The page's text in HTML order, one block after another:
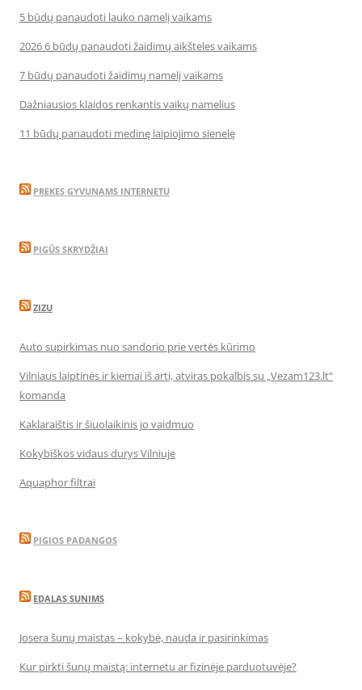
5 būdų panaudoti lauko namelį vaikams
2026 6 būdų panaudoti žaidimų aikšteles vaikams
7 būdų panaudoti žaidimų namelį vaikams
Dažniausios klaidos renkantis vaikų namelius
11 būdų panaudoti medinę laipiojimo sienelę
PREKES GYVUNAMS INTERNETU
PIGŪS SKRYDŽIAI
ZIZU
Auto supirkimas nuo sandorio prie vertės kūrimo
Vilniaus laiptinės ir kiemai iš arti, atviras pokalbis su „Vezam123.lt“
komanda
Kaklaraištis ir šiuolaikinis jo vaidmuo
Kokybiškos vidaus durys Vilniuje
Aquaphor filtrai
PIGIOS PADANGOS
EDALAS SUNIMS
Josera šunų maistas – kokybė, nauda ir pasirinkimas
Kur pirkti šunų maistą: internetu ar fizinėje parduotuvėje?